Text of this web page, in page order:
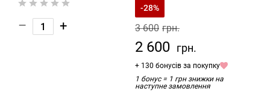
– +
-28%
3 600 грн.
2 600 грн.
+ 130 бонусів за покупку
1 бонус = 1 грн знижки на
наступне замовлення